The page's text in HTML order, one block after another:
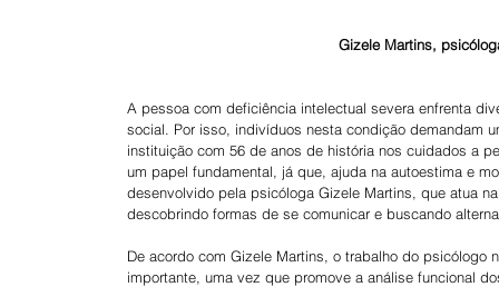
Gizele Martins,
A pessoa com deficiência intelectual severa enfrenta
social. Por isso, indivíduos nesta condição demandam
instituição com 56 de anos de história nos cuidados a
um papel fundamental, já que, ajuda na autoestima e
desenvolvido pela psicóloga Gizele Martins, que atua
descobrindo formas de se comunicar e buscando
De acordo com Gizele Martins, o trabalho do
importante, uma vez que promove a análise funcional